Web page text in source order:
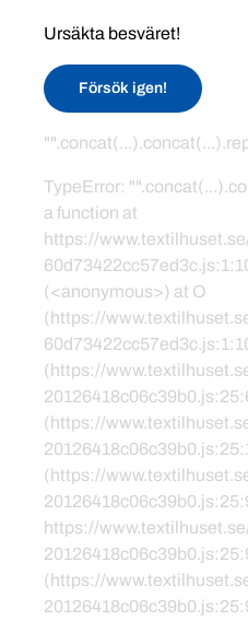
Ursäkta besväret!
Försök igen!
TypeError:
a function at
https://
(<anonymous>) at O
(https://
(https://
(https://
(https://
https://
(https://